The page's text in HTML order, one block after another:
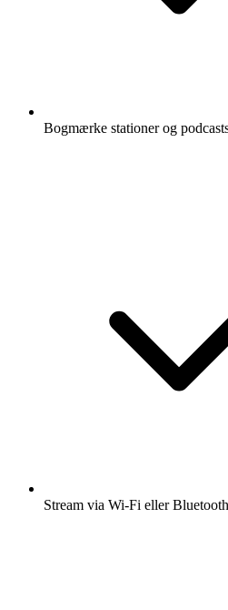
Bogmærke stationer og
Stream via Wi-Fi eller Bluetooth